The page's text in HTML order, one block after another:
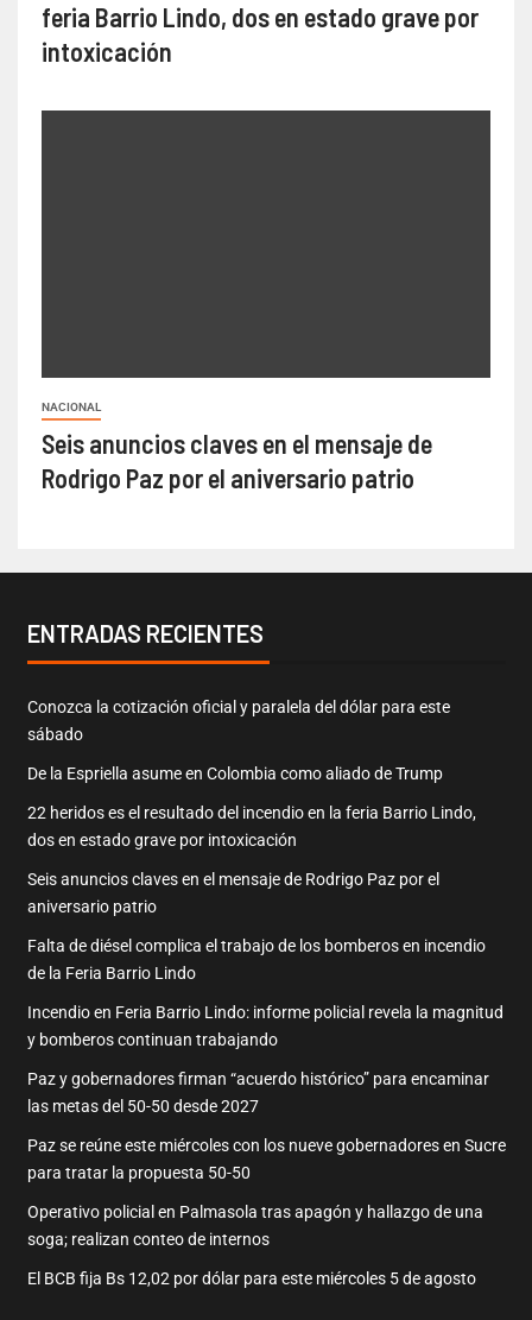
feria Barrio Lindo, dos en estado grave por
intoxicación
NACIONAL
Seis anuncios claves en el mensaje de
Rodrigo Paz por el aniversario patrio
ENTRADAS RECIENTES
Conozca la cotización oficial y paralela del dólar para este
sábado
De la Espriella asume en Colombia como aliado de Trump
22 heridos es el resultado del incendio en la feria Barrio Lindo,
dos en estado grave por intoxicación
Seis anuncios claves en el mensaje de Rodrigo Paz por el
aniversario patrio
Falta de diésel complica el trabajo de los bomberos en incendio
de la Feria Barrio Lindo
Incendio en Feria Barrio Lindo: informe policial revela la magnitud
y bomberos continuan trabajando
Paz y gobernadores firman “acuerdo histórico” para encaminar
las metas del 50-50 desde 2027
Paz se reúne este miércoles con los nueve gobernadores en Sucre
para tratar la propuesta 50-50
Operativo policial en Palmasola tras apagón y hallazgo de una
soga; realizan conteo de internos
El BCB fija Bs 12,02 por dólar para este miércoles 5 de agosto